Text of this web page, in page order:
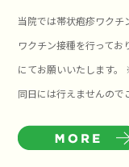
当院では帯状疱疹ワクチ
ワクチン接種を行って
にてお願いいたします
同日には行えませんので